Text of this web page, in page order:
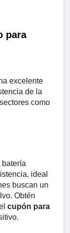
para
excelente
de la
como
ideal
buscan un
Obtén
cupón para